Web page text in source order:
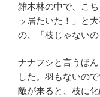
雑木林の中で、こ
ッ居たいた！」と
の、「枝じゃないの
ナナフシと言うほ
した。羽もないので
敵が来ると、枝に